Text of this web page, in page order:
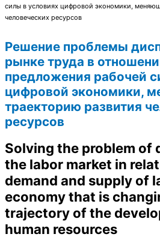
силы в условиях цифровой экономики,
человеческих ресурсов
Решение проблемы
рынке труда в
предложения рабочей
цифровой экономики,
траекторию развития
ресурсов
Solving the problem of
the labor market in
demand and supply of
economy that is
trajectory of the
human resources